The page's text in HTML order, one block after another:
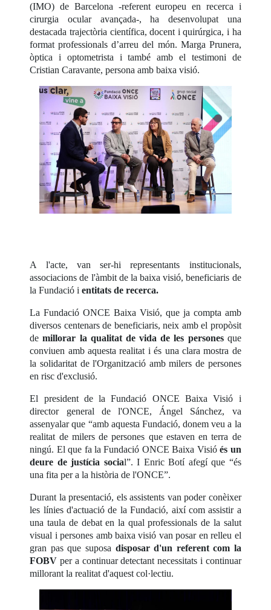
(IMO) de Barcelona -referent europeu en recerca i
cirurgia ocular avançada-, ha desenvolupat una
destacada trajectòria científica, docent i quirúrgica, i ha
format professionals d’arreu del món. Marga Prunera,
òptica i optometrista i també amb el testimoni de
Cristian Caravante, persona amb baixa visió.
A l'acte, van ser-hi representants institucionals,
associacions de l'àmbit de la baixa visió, beneficiaris de
la Fundació i entitats de recerca.
La Fundació ONCE Baixa Visió, que ja compta amb
diversos centenars de beneficiaris, neix amb el propòsit
demillorar la qualitat de vida de les personesque
conviuen amb aquesta realitat i és una clara mostra de
la solidaritat de l'Organització amb milers de persones
en risc d'exclusió.
El president de la Fundació ONCE Baixa Visió i
director general de l'ONCE, Ángel Sánchez, va
assenyalar que “amb aquesta Fundació, donem veu a la
realitat de milers de persones que estaven en terra de
ningú. El que fa la Fundació ONCE Baixa Visióés un
deure de justícia social”. I Enric Botí afegí que “és
una fita per a la història de l'ONCE”.
Durant la presentació, els assistents van poder conèixer
les línies d'actuació de la Fundació, així com assistir a
una taula de debat en la qual professionals de la salut
visual i persones amb baixa visió van posar en relleu el
gran pas que suposa disposar d'un referent com la
FOBV per a continuar detectant necessitats i continuar
millorant la realitat d'aquest col·lectiu.